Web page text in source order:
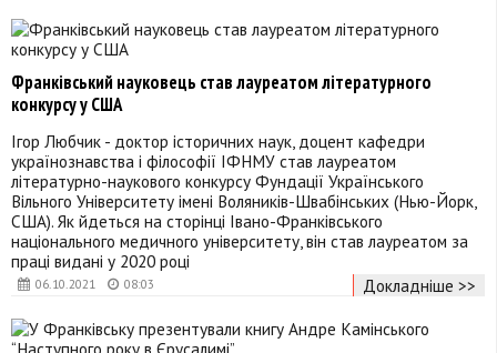
06.10.2021 08:03
Франківський науковець став лауреатом літературного
конкурсу у США
Ігор Любчик - доктор історичних наук, доцент кафедри
українознавства і філософії ІФНМУ став лауреатом
літературно-наукового конкурсу Фундації Українського
Вільного Університету імені Воляників-Швабінських (Нью-Йорк,
США). Як йдеться на сторінці Івано-Франківського
національного медичного університету, він став лауреатом за
праці видані у 2020 році
Докладніше >>